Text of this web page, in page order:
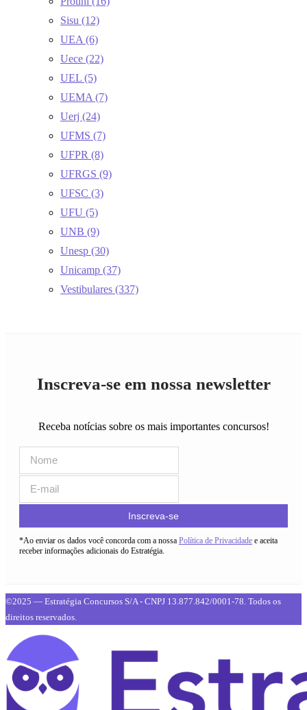
Sisu (12)
UEA (6)
Uece (22)
UEL (5)
UEMA (7)
Uerj (24)
UFMS (7)
UFPR (8)
UFRGS (9)
UFSC (3)
UFU (5)
UNB (9)
Unesp (30)
Unicamp (37)
Vestibulares (337)
Inscreva-se em nossa newsletter
Receba notícias sobre os mais importantes concursos!
Inscreva-se
*Ao enviar os dados você concorda com a nossa Política de Privacidade e aceita
receber informações adicionais do Estratégia.
©2025 — Estratégia Concursos S/A - CNPJ 13.877.842/0001-78. Todos os
direitos reservados.